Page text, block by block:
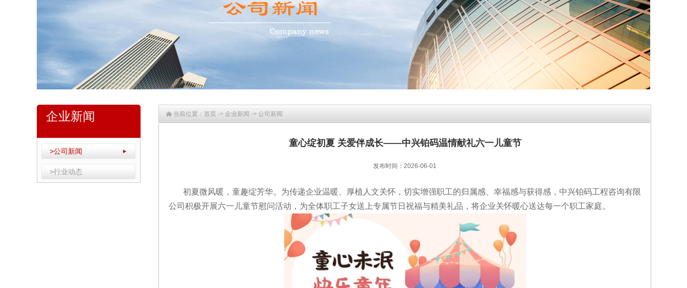
企业新闻
>公司新闻
>行业动态
当前位置： 首页 -> 企业新闻 -> 公司新闻
童心绽初夏 关爱伴成长——中兴铂码温情献礼六一儿童节
发布时间：2026-06-01
初夏微风暖，童趣绽芳华。为传递企业温暖、厚植人文关怀，切实增强职工的归属感、幸福感与获得感，中兴铂码工程咨询有限
公司积极开展六一儿童节慰问活动，为全体职工子女送上专属节日祝福与精美礼品，将企业关怀暖心送达每一个职工家庭。